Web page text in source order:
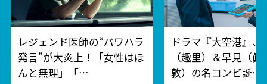
レジェンド医師の“パワハラ
発言”が大炎上！「女性はほ
んと無理」「…
ドラマ『大空港』、
（趣里）＆早見（眞
敦）の名コンビ誕…